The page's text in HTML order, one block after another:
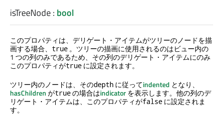
isTreeNode: bool
このプロパティは、デリゲート・アイテムがツリーのノードを描
画する場合、 true 。ツリーの描画に使用されるのはビュー内の
1 つの列のみであるため、その列のデリゲート・アイテムにのみ
このプロパティがtrue に設定されます。
ツリー内のノードは、そのdepth に従ってindented となり、
hasChildrenがtrueの場合はindicatorを表示します。他の列のデ
リゲート・アイテムは、このプロパティがfalse に設定されま
す。